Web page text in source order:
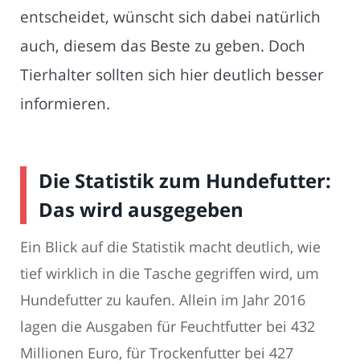
entscheidet, wünscht sich dabei natürlich
auch, diesem das Beste zu geben. Doch
Tierhalter sollten sich hier deutlich besser
informieren.
Die Statistik zum Hundefutter:
Das wird ausgegeben
Ein Blick auf die Statistik macht deutlich, wie
tief wirklich in die Tasche gegriffen wird, um
Hundefutter zu kaufen. Allein im Jahr 2016
lagen die Ausgaben für Feuchtfutter bei 432
Millionen Euro, für Trockenfutter bei 427